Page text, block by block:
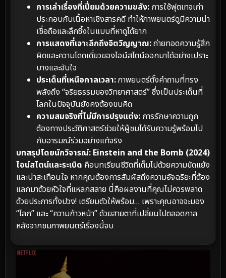
การเล่าเรื่องที่เปี่ยมด้วยความขลัง: การใช้ฟุตเทจเก่า
ประกอบกับเนื้อหาเชิงสารคดี ทำให้ภาพยนตร์ดูมีความน่า
เชื่อถือและลึกซึ้งในแบบที่หาดูได้ยาก
การแสดงที่เจาะลึกถึงจิตวิญญาณ:ถ่ายทอดความรู้สึก
ผิดและความโดดเดี่ยวของไอน์สไตน์ออกมาได้อย่างเปราะ
บางและจับใจ
ประเด็นที่เหนือกาลเวลา:ภาพยนตร์ตั้งคำถามที่ทรง
พลังถึง “จริยธรรมของวิทยาศาสตร์” ซึ่งเป็นประเด็นที่
โลกในปัจจุบันยังคงต้องขบคิด
ความสมจริงที่ไม่มีการปรุงแต่ง: การรักษาความถูก
ต้องทางประวัติศาสตร์ช่วยให้ผู้ชมได้รับความรู้พร้อมไป
กับอารมณ์ร่วมอย่างแท้จริง
บทสรุปโดยนักวิจารณ์: Einstein and the Bomb (2024)
ไอน์สไตน์และระเบิด คือบทเรียนชีวิตที่เต็มไปด้วยความขัดแย้ง
และน่าสะเทือนใจ หากคุณต้องการสัมผัสถึงความอัจฉริยะที่ต้อง
แลกมาด้วยหัวใจที่แหลกสลาย นี่คือผลงานที่คุณไม่ควรพลาด
ด้วยประการทั้งปวง! เตรียมตัวให้พร้อม… เพราะคุณอาจจะมอง
“โลก” และ “ความก้าวหน้า” ด้วยสายตาที่เปลี่ยนไปตลอดกาล
หลังจากชมภาพยนตร์เรื่องนี้จบ